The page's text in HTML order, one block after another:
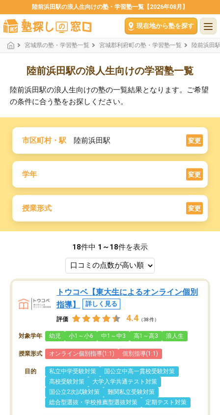
陸前浜田駅の浪人生向けの塾・学習塾一覧【2026年08月】
現在地から塾を探す
宮城県の塾・学習塾一覧 宮城郡利府町の塾・学習塾一覧 陸前浜田
陸前浜田駅の浪人生向けの学習塾一覧
陸前浜田駅の浪人生向けの塾の一覧結果となります。ご希望
の条件に合う塾をお探しください。
市区町村・駅 陸前浜田駅 変更
学年 変更
授業形式 変更
18件中 1～18件を表示
トウコベ【東大生によるオンライン個別
指導】
詳しく見る
評価 4.4 （38件）
対象学年 幼児 小1～小6 中1～中3 高1～高3 浪人生
授業形式 オンライン個別指導(1:1) 個別指導(1:1)
目的 私立中学受験対策
国公立中高一貫校受験対策
高校受験対策
大学入学共通テスト対策
国公立2次試験対策
難関私立受験対策
総合型選抜・学校推薦型選抜対策
定期テスト対策